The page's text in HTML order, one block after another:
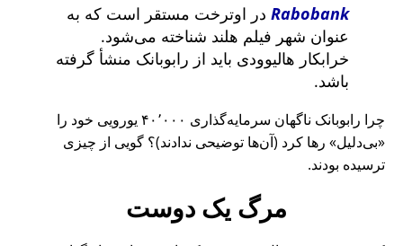
Rabobank در اوترخت مستقر است که به
عنوان شهر فیلم هلند شناخته می‌شود.
خرابکار هالیوودی باید از رابوبانک منشأ گرفته
باشد.
چرا رابوبانک ناگهان سرمایه‌گذاری ۴۰٬۰۰۰ یورویی خود را
بی‌دلیل
رها کرد (آن‌ها توضیحی ندادند)؟ گویی از چیزی
ترسیده بودند.
مرگ یک دوست